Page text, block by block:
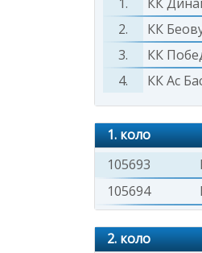
2.
КК
3.
КК
4.
КК Ас
1. коло
105693
105694
2. коло